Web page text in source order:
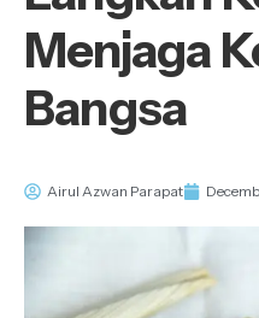
Menjaga
Bangsa
Airul Azwan Parapat